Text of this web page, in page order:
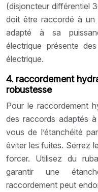
(disjoncteur différentiel
doit être raccordé à un
adapté à sa
électrique présente
électrique.
4. raccordement
robustesse
Pour le raccordement
des raccords adaptés
vous de l’étanchéité
éviter les fuites. Serrez
forcer. Utilisez du
garantir une
raccordement peut